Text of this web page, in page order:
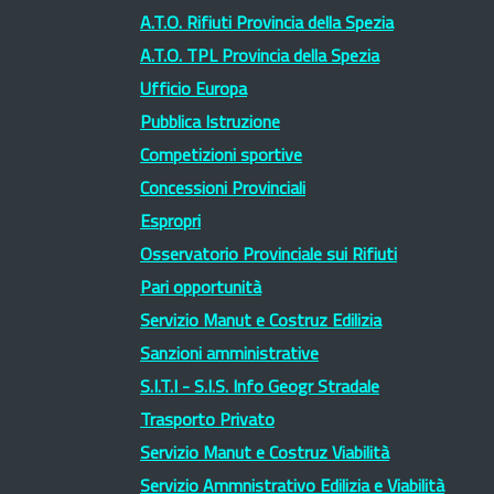
A.T.O. Rifiuti Provincia della Spezia
A.T.O. TPL Provincia della Spezia
Ufficio Europa
Pubblica Istruzione
Competizioni sportive
Concessioni Provinciali
Espropri
Osservatorio Provinciale sui Rifiuti
Pari opportunità
Servizio Manut e Costruz Edilizia
Sanzioni amministrative
S.I.T.I - S.I.S. Info Geogr Stradale
Trasporto Privato
Servizio Manut e Costruz Viabilità
Servizio Ammnistrativo Edilizia e Viabilità